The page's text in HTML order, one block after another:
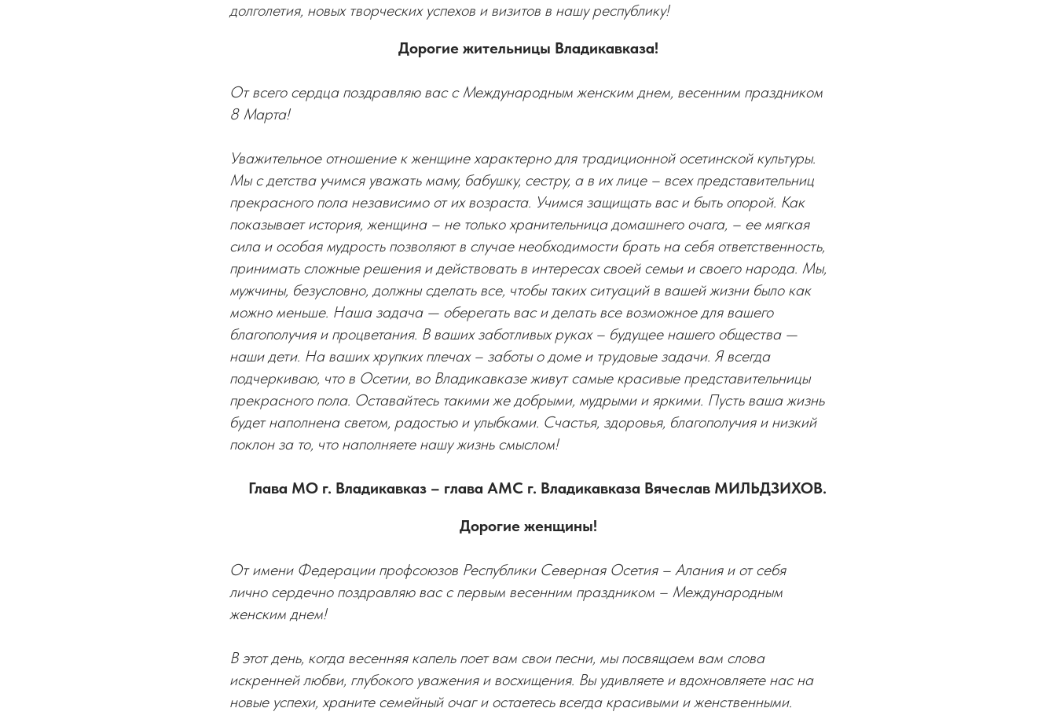
долголетия, новых творческих успехов и визитов в нашу республику!
Дорогие жительницы Владикавказа!
От всего сердца поздравляю вас с Международным женским днем, весенним праздником
8 Марта!
Уважительное отношение к женщине характерно для традиционной осетинской культуры.
Мы с детства учимся уважать маму, бабушку, сестру, а в их лице – всех представительниц
прекрасного пола независимо от их возраста. Учимся защищать вас и быть опорой. Как
показывает история, женщина – не только хранительница домашнего очага, – ее мягкая
сила и особая мудрость позволяют в случае необходимости брать на себя ответственность,
принимать сложные решения и действовать в интересах своей семьи и своего народа. Мы,
мужчины, безусловно, должны сделать все, чтобы таких ситуаций в вашей жизни было как
можно меньше. Наша задача — оберегать вас и делать все возможное для вашего
благополучия и процветания. В ваших заботливых руках – будущее нашего общества —
наши дети. На ваших хрупких плечах – заботы о доме и трудовые задачи. Я всегда
подчеркиваю, что в Осетии, во Владикавказе живут самые красивые представительницы
прекрасного пола. Оставайтесь такими же добрыми, мудрыми и яркими. Пусть ваша жизнь
будет наполнена светом, радостью и улыбками. Счастья, здоровья, благополучия и низкий
поклон за то, что наполняете нашу жизнь смыслом!
Глава МО г. Владикавказ – глава АМС г. Владикавказа Вячеслав МИЛЬДЗИХОВ.
Дорогие женщины!
От имени Федерации профсоюзов Республики Северная Осетия – Алания и от себя
лично сердечно поздравляю вас с первым весенним праздником – Международным
женским днем!
В этот день, когда весенняя капель поет вам свои песни, мы посвящаем вам слова
искренней любви, глубокого уважения и восхищения. Вы удивляете и вдохновляете нас на
новые успехи, храните семейный очаг и остаетесь всегда красивыми и женственными.